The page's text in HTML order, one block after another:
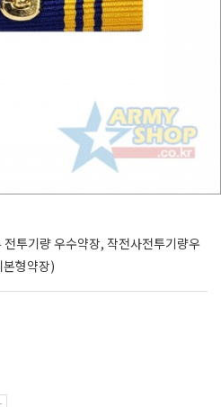
투기량 우수약장, 작전사전투기량우
형약장)